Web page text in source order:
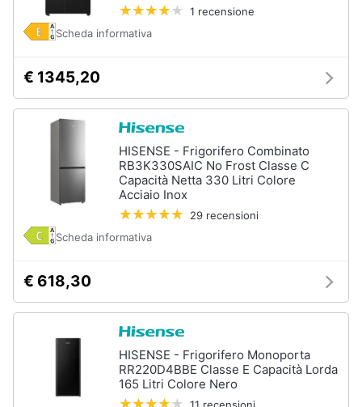
1 recensione
Scheda informativa
€ 1345,20
HISENSE - Frigorifero Combinato
RB3K330SAIC No Frost Classe C
Capacità Netta 330 Litri Colore
Acciaio Inox
29 recensioni
Scheda informativa
€ 618,30
HISENSE - Frigorifero Monoporta
RR220D4BBE Classe E Capacità Lorda
165 Litri Colore Nero